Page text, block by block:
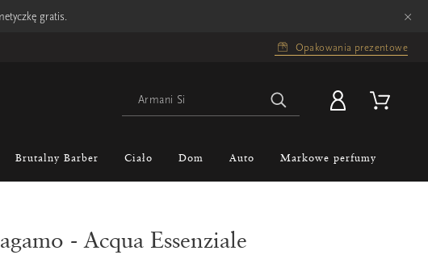
gratis. ×
Opakowania prezentowe
Brutalny Barber Ciało Dom Auto Markowe perfumy
- Acqua Essenziale